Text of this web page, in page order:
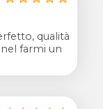
qualità
farmi un